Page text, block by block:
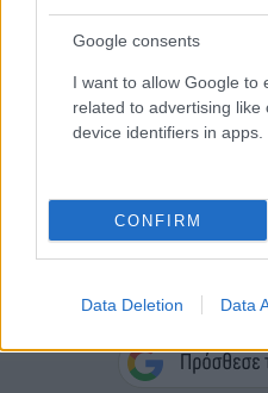
Google consents
I want to allow Google to
related to advertising like
device identifiers in apps.
CONFIRM
Data Deletion Data
Κάνε κλικ και
στην